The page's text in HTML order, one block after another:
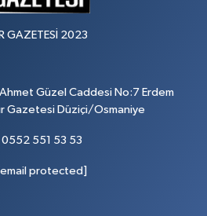
GAZETESİ 2023
Güzel Caddesi No:7 Erdem
Gazetesi Düziçi/Osmaniye
0552 551 53 53
protected]